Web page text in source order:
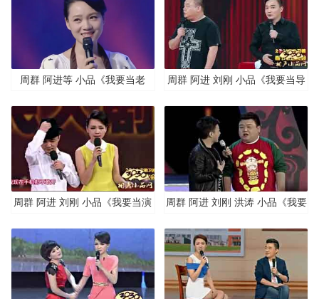
周群 阿进等 小品《我要当老
周群 阿进 刘刚 小品《我要当导
周群 阿进 刘刚 小品《我要当演
周群 阿进 刘刚 洪涛 小品《我要